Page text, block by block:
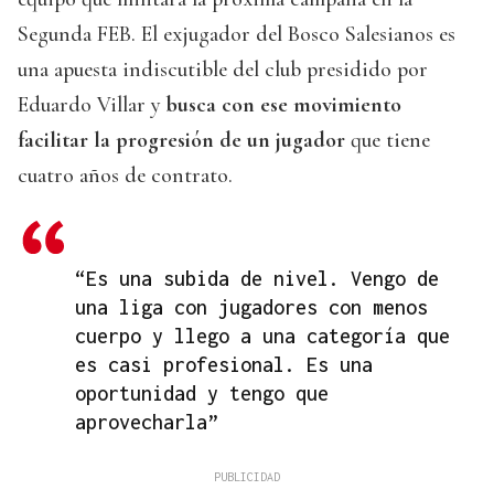
Segunda FEB. El exjugador del Bosco Salesianos es
una apuesta indiscutible del club presidido por
Eduardo Villar ybusca con ese movimiento
facilitar la progresión de un jugador que tiene
cuatro años de contrato.
“Es una subida de nivel. Vengo de
una liga con jugadores con menos
cuerpo y llego a una categoría que
es casi profesional. Es una
oportunidad y tengo que
aprovecharla”